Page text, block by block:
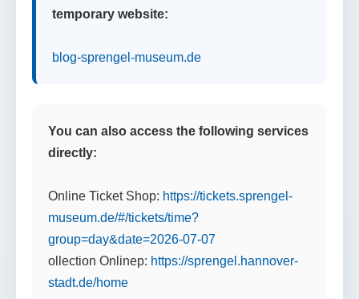
temporary website:
blog-sprengel-museum.de
You can also access the following services
directly:
Online Ticket Shop: https://tickets.sprengel-
museum.de/#/tickets/time?
group=day&date=2026-07-07
ollection Onlinep: https://sprengel.hannover-
stadt.de/home